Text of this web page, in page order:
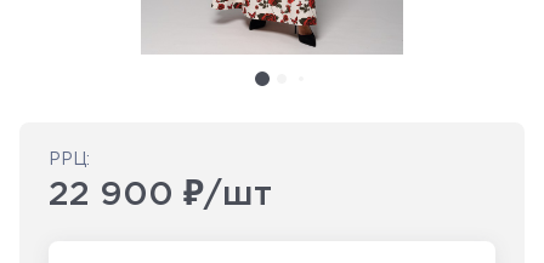
РРЦ:
22 900 ₽/шт